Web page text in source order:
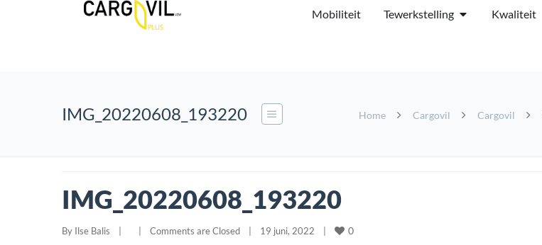
Mobiliteit Tewerkstelling Kwaliteit
IMG_20220608_193220 Home Cargovil Cargovil
IMG_20220608_193220
By Ilse Balis Comments are Closed 19 juni, 2022 0